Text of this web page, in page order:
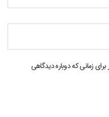
زمانی که دوباره دیدگاهی